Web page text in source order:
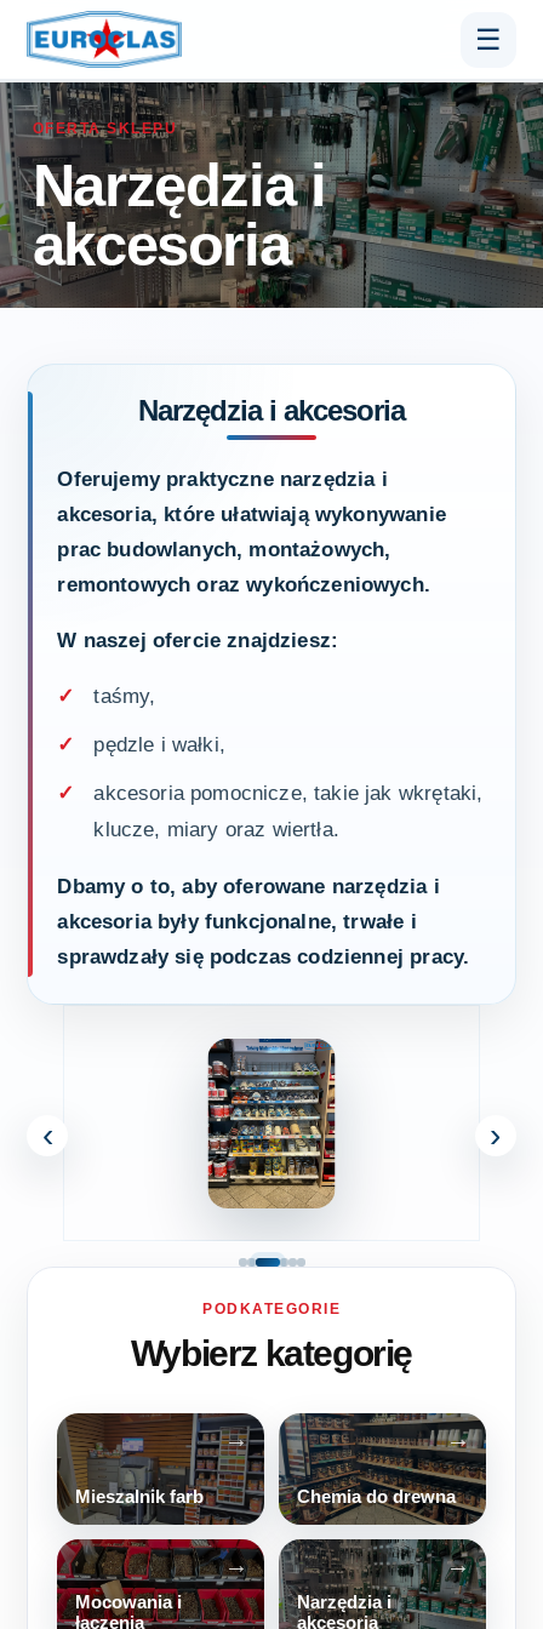
☰
OFERTA SKLEPU
Narzędzia i
akcesoria
Narzędzia i akcesoria
Oferujemy praktyczne narzędzia i
akcesoria, które ułatwiają wykonywanie
prac budowlanych, montażowych,
remontowych oraz wykończeniowych.
W naszej ofercie znajdziesz:
taśmy,
pędzle i wałki,
akcesoria pomocnicze, takie jak wkrętaki,
klucze, miary oraz wiertła.
Dbamy o to, aby oferowane narzędzia i
akcesoria były funkcjonalne, trwałe i
sprawdzały się podczas codziennej pracy.
‹ ›
PODKATEGORIE
Wybierz kategorię
Mieszalnik farb Chemia do drewna
Mocowania i
łączenia
Narzędzia i
akcesoria